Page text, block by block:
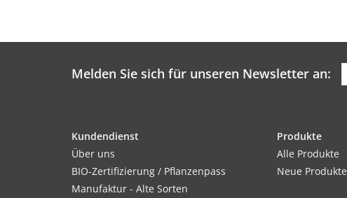
Melden Sie sich für unseren Newsletter an:
Kundendienst
Über uns
BIO-Zertifizierung / Pflanzenpass
Manufaktur - Alte Sorten
Produkte
Alle Produkte
Neue Produkte